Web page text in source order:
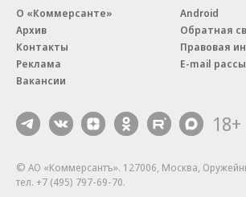
О «Коммерсанте»
Архив
Контакты
Реклама
Вакансии
Android
Обратная
Правовая
E-mail
18+
© АО «Коммерсантъ». 127006, Москва,
тел. +7 (495) 797-69-70.